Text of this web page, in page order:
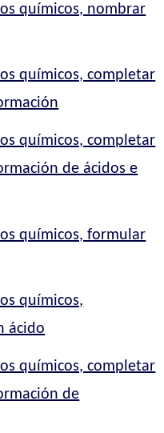
químicos, nombrar
químicos, completar
químicos, completar
de ácidos e
químicos, formular
químicos,
ácido
químicos, completar
de